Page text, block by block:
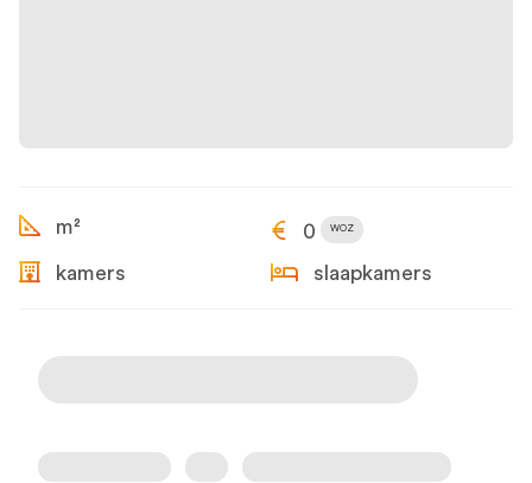
m² 0 WOZ
kamers slaapkamers